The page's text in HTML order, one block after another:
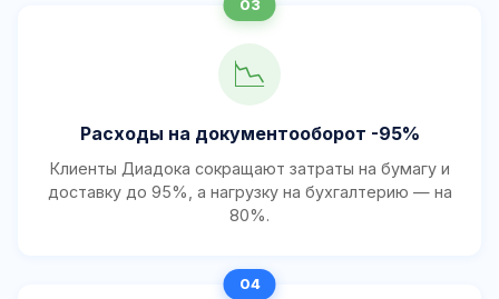
📉
Расходы на документооборот -95%
Клиенты Диадока сокращают затраты на бумагу и
доставку до 95%, а нагрузку на бухгалтерию — на
80%.